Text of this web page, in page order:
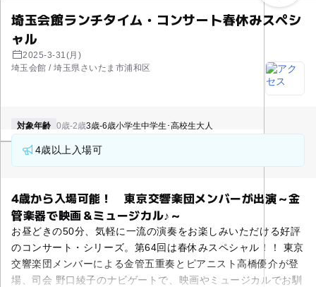
埼玉会館ランチタイム・コンサート春休みスペシ
ャル
2025-3-31(月)
埼玉会館 / 埼玉県さいたま市浦和区
対象年齢 0歳-2歳3歳-6歳小学生中学生･高校生大人
4歳以上入場可
4歳から入場可能！ 東京交響楽団メンバーが出演～金
管楽器で映画＆ミュージカル♪～
お昼どきの50分、気軽に一流の演奏をお楽しみいただける好評
のコンサート・シリーズ。第64回は春休みスペシャル！！ 東京
交響楽団メンバーによる金管五重奏とピアニスト高橋優介が登
場、司会 野口綾子のナビゲートで、映画やミュージカルでお馴